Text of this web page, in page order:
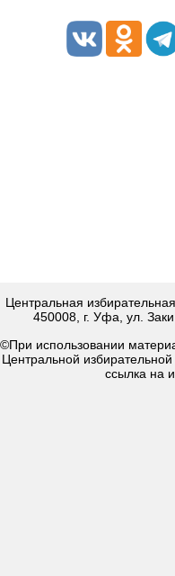
Центральная
450008, г. Уфа, ул.
©При использовании
Центральной
ссылка на